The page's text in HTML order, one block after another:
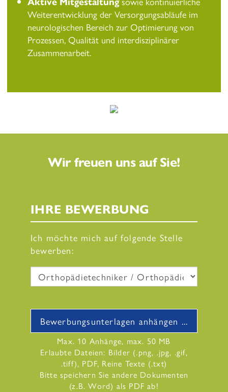
Weiterentwicklung der Versorgungsabläufe im
neurologischen Bereich zur Optimierung von
Prozessen, Qualität und interdisziplinärer
Zusammenarbeit.
Wir freuen uns auf Sie!
IHRE BEWERBUNG
Ich möchte mich auf folgende Stelle
bewerben:
Bewerbungsunterlagen anhängen ...
Max. 10 Anhänge, max. 50 MB
Erlaubte Dateien: Bilder (.png, .jpg, .gif,
.tiff), PDF, Reine Texte (.txt)
Bitte speichern Sie andere Dokumenten
(z.B. Word) als PDF ab!